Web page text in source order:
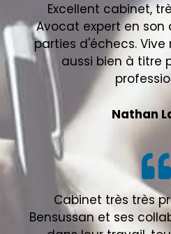
Excellent cabinet,
Avocat expert en son
parties d'échecs.
aussi bien à titre
Nathan
Cabinet très très
Bensussan et ses